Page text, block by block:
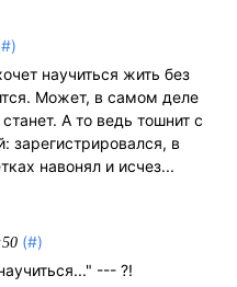
научиться жить без
Может, в самом деле
А то ведь тошнит с
зарегистрировался, в
навонял и исчез...
(#)
--- ?!